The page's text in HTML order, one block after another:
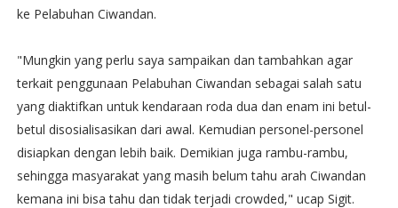
ke Pelabuhan Ciwandan.
"Mungkin yang perlu saya sampaikan dan tambahkan agar
terkait penggunaan Pelabuhan Ciwandan sebagai salah satu
yang diaktifkan untuk kendaraan roda dua dan enam ini betul-
betul disosialisasikan dari awal. Kemudian personel-personel
disiapkan dengan lebih baik. Demikian juga rambu-rambu,
sehingga masyarakat yang masih belum tahu arah Ciwandan
kemana ini bisa tahu dan tidak terjadi crowded," ucap Sigit.